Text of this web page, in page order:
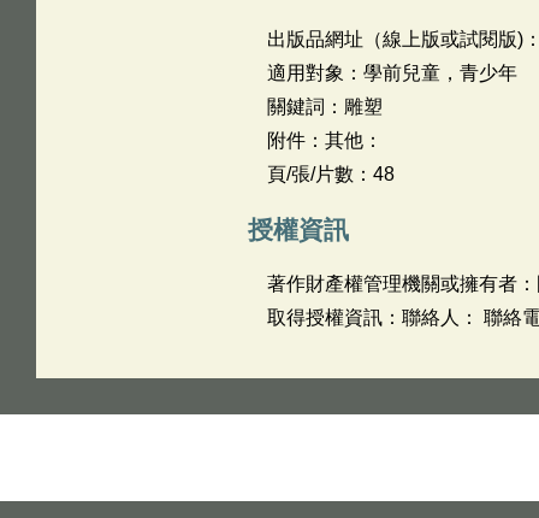
出版品網址（線上版或試閱版)
適用對象：學前兒童，青少年
關鍵詞：雕塑
附件：其他：
頁/張/片數：48
授權資訊
著作財產權管理機關或擁有者
取得授權資訊：聯絡人： 聯絡